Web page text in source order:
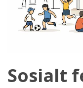
Sosialt